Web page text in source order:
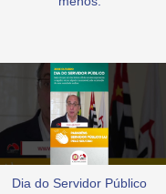
Dia do Servidor Público